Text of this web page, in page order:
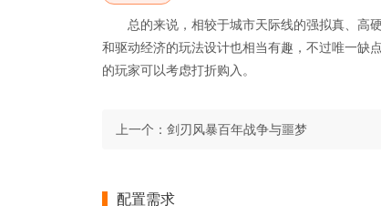
总的来说，相较于城市天际线的强拟真、高
和驱动经济的玩法设计也相当有趣，不过唯一缺
的玩家可以考虑打折购入。
上一个： 剑刃风暴百年战争与噩梦
配置需求